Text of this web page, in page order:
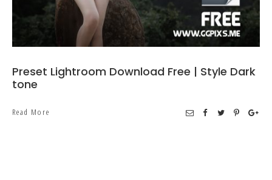
Preset Lightroom Download Free | Style Dark
tone
Read More